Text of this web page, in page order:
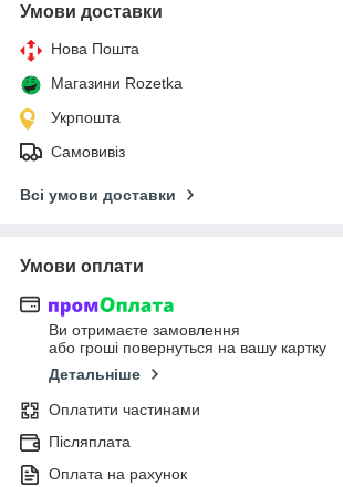
Умови доставки
Нова Пошта
Магазини Rozetka
Укрпошта
Самовивіз
Всі умови доставки
Умови оплати
Ви отримаєте замовлення
або гроші повернуться на вашу картку
Детальніше
Оплатити частинами
Післяплата
Оплата на рахунок